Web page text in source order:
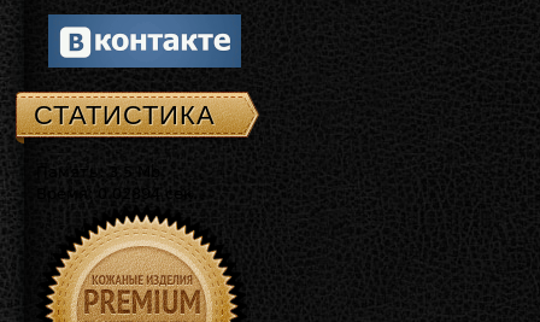
СТАТИСТИКА
Память: 3.5 Mb
Время: 0.02894 сек.